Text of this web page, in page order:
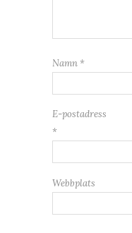
Namn *
E-postadress
*
Webbplats